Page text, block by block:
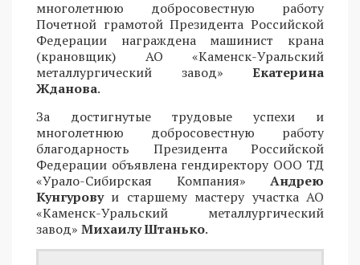
многолетнюю добросовестную работу
Почетной грамотой Президента Российской
Федерации награждена машинист крана
(крановщик) АО «Каменск-Уральский
металлургический завод» Екатерина
Жданова.
За достигнутые трудовые успехи и
многолетнюю добросовестную работу
благодарность Президента Российской
Федерации объявлена гендиректору ООО ТД
«Урало-Сибирская Компания» Андрею
Кунгуровуи старшему мастеру участка АО
«Каменск-Уральский металлургический
завод» Михаилу Штанько.